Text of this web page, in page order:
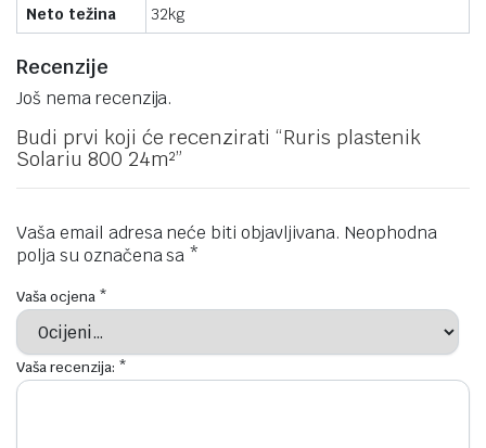
Neto težina
32kg
Recenzije
Još nema recenzija.
Budi prvi koji će recenzirati “Ruris plastenik
Solariu 800 24m²”
Vaša email adresa neće biti objavljivana. Neophodna
polja su označena sa *
Vaša ocjena *
Vaša recenzija: *